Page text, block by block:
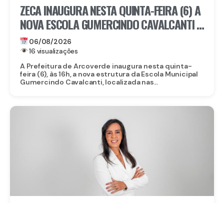
ZECA INAUGURA NESTA QUINTA-FEIRA (6) A
NOVA ESCOLA GUMERCINDO CAVALCANTI E
AUTORIZA OBRAS DE CALÇAMENTO EM
ARCOVERDE
06/08/2026
16 visualizações
A Prefeitura de Arcoverde inaugura nesta quinta-
feira (6), às 16h, a nova estrutura da Escola Municipal
Gumercindo Cavalcanti, localizada nas...